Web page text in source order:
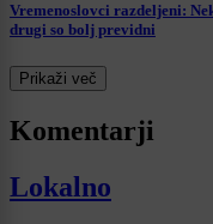
Vremenoslovci razdeljeni:
drugi so bolj previdni
Prikaži več
Komentarji
Lokalno